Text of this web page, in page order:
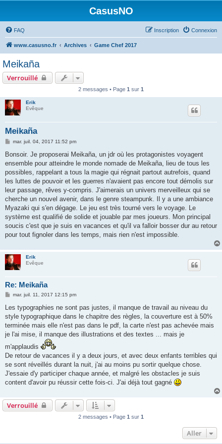
CasusNO
FAQ Connexion
Inscription
www.casusno.fr Archives Game Chef 2017
Meikaña
Verrouillé
2 messages • Page 1 sur 1
Erik
Evêque
Meikaña
M
s
a
g
mar. juil. 04, 2017 11:52 pm
Bonsoir. Je proposerai Meikaña, un jdr où les protagonistes voyagent
ensemble pour atteindre le monde nomade de Meikaña, lieu de tous les
possibles, rappelant a tous la magie qui régnait partout autrefois, quand
les luttes de pouvoir et les guerres n'avaient pas encore tout démolis sur
leur passage, rêves y-compris. J'aimerais un univers merveilleux qui se
cherche un nouvel avenir, dans le genre steampunk. Il y a une ambiance
Myazaki qui s'en dégage. Le jeu est très tourné vers le voyage. Le
système est qualifié de solide et jouable par mes joueurs. Mon principal
soucis c'est que je suis en vacances et qu'il va falloir bosser dur au retour
pour tout fignoler dans les temps, mais rien n'est impossible.
Erik
Evêque
Re: Meikaña
M
s
a
g
mar. juil. 11, 2017 12:15 pm
Les typographies ne sont pas justes, il manque de travail au niveau du
style typographique dans le chapitre des règles, la couverture est à 50%
terminée mais elle n'est pas dans le pdf, la carte n'est pas achevée mais
je l'ai mise, il manque des illustrations et des textes ... mais je
m'applaudis
De retour de vacances il y a deux jours, et avec deux enfants terribles qui
se sont réveillés durant la nuit, j'ai au moins pu sortir quelque chose.
J'essaie d'y participer chaque année, et malgré les obstacles je suis
content d'avoir pu réussir cette fois-ci. J'ai déjà tout gagné
Verrouillé
2 messages • Page 1 sur 1
Aller